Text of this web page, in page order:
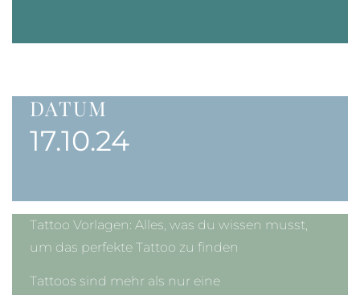
DATUM
17.10.24
Tattoo Vorlagen: Alles, was du wissen musst,
um das perfekte Tattoo zu finden
Tattoos sind mehr als nur eine